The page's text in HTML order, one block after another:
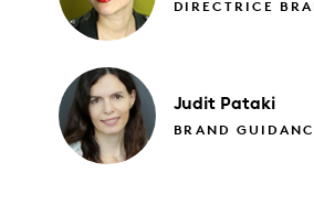
DIRECTRICE
Judit Pataki
BRAND